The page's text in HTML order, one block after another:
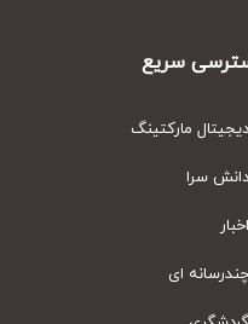
سریع
مارکتینگ
سرا
ای